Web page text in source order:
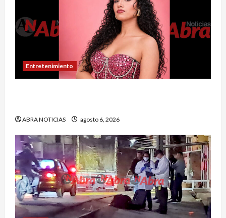
Entretenimiento
ABRA NOTICIAS agosto 6, 2026